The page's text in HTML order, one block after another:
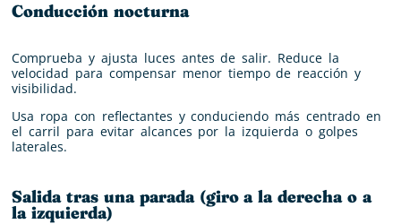
Conducción nocturna
Comprueba y ajusta luces antes de salir. Reduce la
velocidad para compensar menor tiempo de reacción y
visibilidad.
Usa ropa con reflectantes y conduciendo más centrado en
el carril para evitar alcances por la izquierda o golpes
laterales.
Salida tras una parada (giro a la derecha o a
la izquierda)